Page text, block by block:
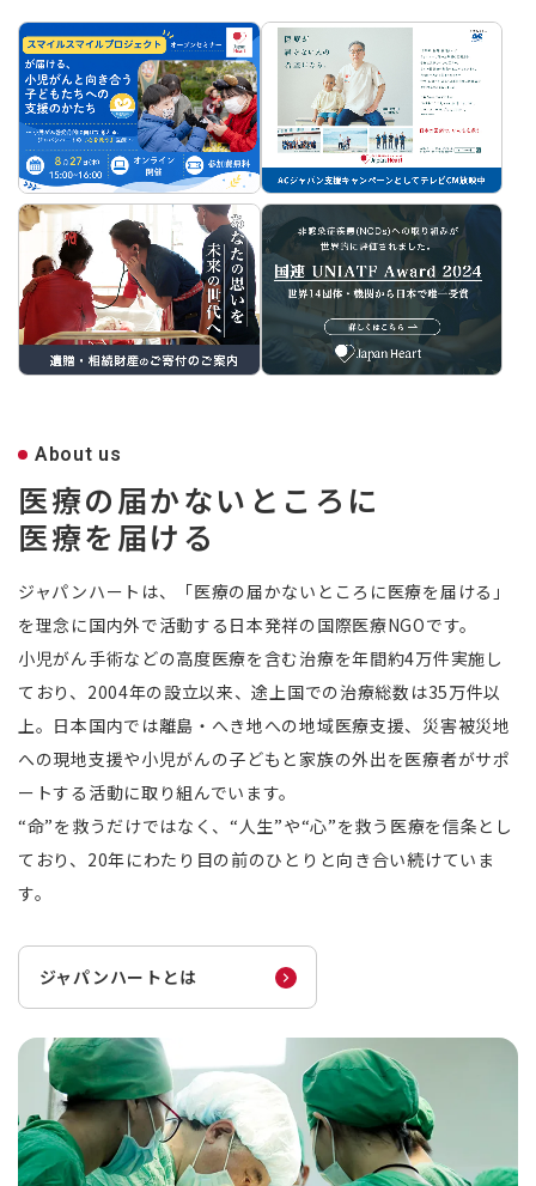
About us
医療の届かないところに
医療を届ける
ジャパンハートは、「医療の届かないところに医療を届ける」
を理念に国内外で活動する日本発祥の国際医療NGOです。
小児がん手術などの高度医療を含む治療を年間約4万件実施し
ており、2004年の設立以来、途上国での治療総数は35万件以
上。日本国内では離島・へき地への地域医療支援、災害被災地
への現地支援や小児がんの子どもと家族の外出を医療者がサポ
ートする活動に取り組んでいます。
“命”を救うだけではなく、“人生”や“心”を救う医療を信条とし
ており、20年にわたり目の前のひとりと向き合い続けていま
す。
ジャパンハートとは